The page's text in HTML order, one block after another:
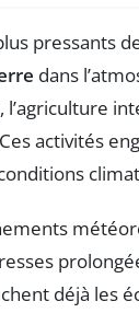
pressants
dans
l’agriculture
activités
déjà les